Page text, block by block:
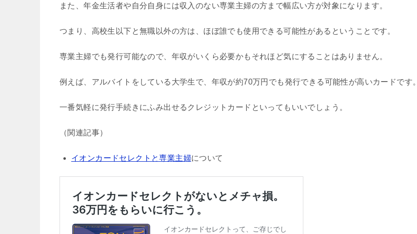
また、年金生活者や自分自身には収入のない専業主婦の方まで幅広い方が対象になります。
つまり、高校生以下と無職以外の方は、ほぼ誰でも使用できる可能性があるということです。
専業主婦でも発行可能なので、年収がいくら必要かもそれほど気にすることはありません。
例えば、アルバイトをしている大学生で、年収が約70万円でも発行できる可能性が高いカードです。
一番気軽に発行手続きにふみ出せるクレジットカードといってもいいでしょう。
（関連記事）
イオンカードセレクトと専業主婦について